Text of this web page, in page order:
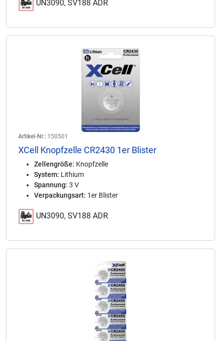
UN3090, SV188 ADR
Artikel-Nr.: 150501
XCell Knopfzelle CR2430 1er Blister
Zellengröße: Knopfzelle
System: Lithium
Spannung: 3 V
Verpackungsart: 1er Blister
UN3090, SV188 ADR